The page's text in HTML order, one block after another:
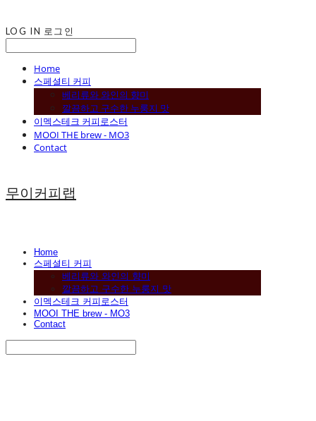
LOG IN 로그인
Home
스페셜티 커피
베리류와 와인의 향미
깔끔하고 구수한 누룽지 맛
이멕스테크 커피로스터
MOOI THE brew - MO3
Contact
무이커피랩
Home
스페셜티 커피
베리류와 와인의 향미
깔끔하고 구수한 누룽지 맛
이멕스테크 커피로스터
MOOI THE brew - MO3
Contact